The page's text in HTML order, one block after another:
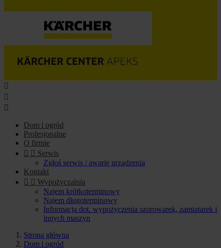



Dom i ogród
Profesjonalne
O firmie
  Serwis
Zgłoś serwis / awarię urządzenia
Kontakt
  Wypożyczalnia
Najem krótkoterminowy
Najem długoterminowy
Informacja dot. wypożyczenia szorowarek, zamiatarek i
innych maszyn
Strona główna
Dom i ogród